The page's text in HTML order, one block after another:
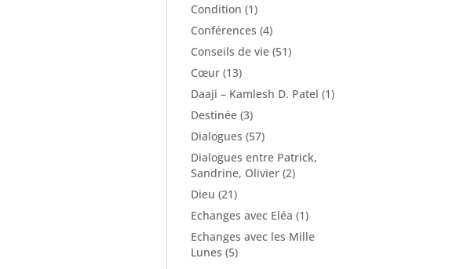
Condition (1)
Conférences (4)
Conseils de vie (51)
Cœur (13)
Daaji – Kamlesh D. Patel (1)
Destinée (3)
Dialogues (57)
Dialogues entre Patrick,
Sandrine, Olivier (2)
Dieu (21)
Echanges avec Eléa (1)
Echanges avec les Mille
Lunes (5)